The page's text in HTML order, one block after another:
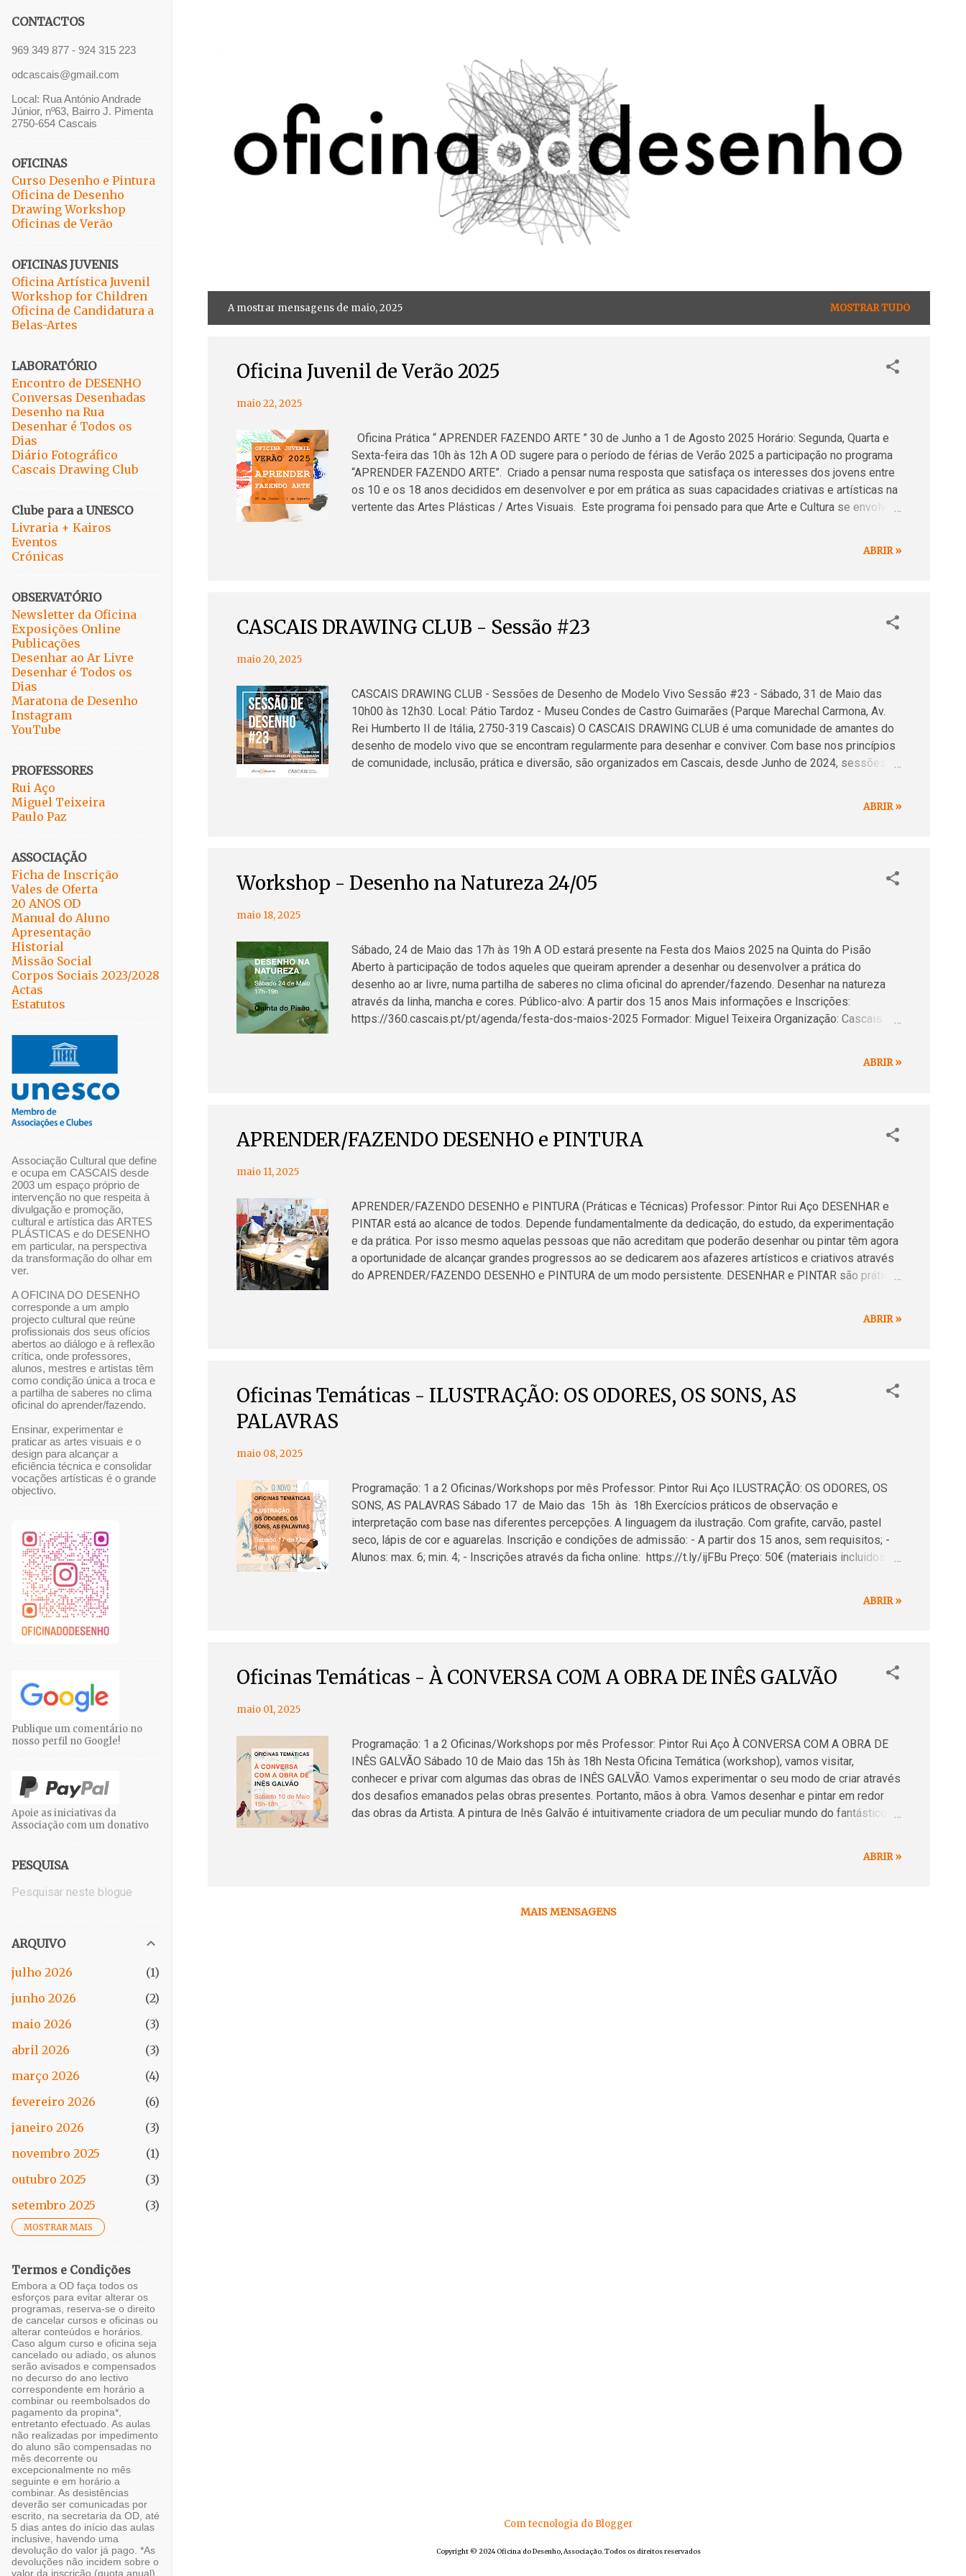
e
A mostrar mensagens de maio, 2025 MOSTRAR TUDO
Oficina Juvenil de Verão 2025
maio 22, 2025
Oficina Prática “ APRENDER FAZENDO ARTE ” 30 de Junho a 1 de Agosto 2025 Horário: Segunda, Quarta e
Sexta-feira das 10h às 12h A OD sugere para o período de férias de Verão 2025 a participação no programa
“APRENDER FAZENDO ARTE”. Criado a pensar numa resposta que satisfaça os interesses dos jovens entre
os 10 e os 18 anos decididos em desenvolver e por em prática as suas capacidades criativas e artísticas na
vertente das Artes Plásticas / Artes Visuais. Este programa foi pensado para que Arte e Cultura se envolvam
através de novas aprendizagens e descobertas, promovendo, assim, o conhecimento e o desenvolvimento
ABRIR »
CASCAIS DRAWING CLUB - Sessão #23
maio 20, 2025
CASCAIS DRAWING CLUB - Sessões de Desenho de Modelo Vivo Sessão #23 - Sábado, 31 de Maio das
10h00 às 12h30. Local: Pátio Tardoz - Museu Condes de Castro Guimarães (Parque Marechal Carmona, Av.
Rei Humberto II de Itália, 2750-319 Cascais) O CASCAIS DRAWING CLUB é uma comunidade de amantes do
desenho de modelo vivo que se encontram regularmente para desenhar e conviver. Com base nos princípios
de comunidade, inclusão, prática e diversão, são organizados em Cascais, desde Junho de 2024, sessões
ABRIR »
Workshop - Desenho na Natureza 24/05
maio 18, 2025
Sábado, 24 de Maio das 17h às 19h A OD estará presente na Festa dos Maios 2025 na Quinta do Pisão
Aberto à participação de todos aqueles que queiram aprender a desenhar ou desenvolver a prática do
desenho ao ar livre, numa partilha de saberes no clima oficinal do aprender/fazendo. Desenhar na natureza
através da linha, mancha e cores. Público-alvo: A partir dos 15 anos Mais informações e Inscrições:
https://360.cascais.pt/pt/agenda/festa-dos-maios-2025 Formador: Miguel Teixeira Organização: Cascais
ABRIR »
APRENDER/FAZENDO DESENHO e PINTURA
maio 11, 2025
APRENDER/FAZENDO DESENHO e PINTURA (Práticas e Técnicas) Professor: Pintor Rui Aço DESENHAR e
PINTAR está ao alcance de todos. Depende fundamentalmente da dedicação, do estudo, da experimentação
e da prática. Por isso mesmo aquelas pessoas que não acreditam que poderão desenhar ou pintar têm agora
a oportunidade de alcançar grandes progressos ao se dedicarem aos afazeres artísticos e criativos através
do APRENDER/FAZENDO DESENHO e PINTURA de um modo persistente. DESENHAR e PINTAR são práticas
ABRIR »
Oficinas Temáticas - ILUSTRAÇÃO: OS ODORES, OS SONS, AS
PALAVRAS
maio 08, 2025
Programação: 1 a 2 Oficinas/Workshops por mês Professor: Pintor Rui Aço ILUSTRAÇÃO: OS ODORES, OS
SONS, AS PALAVRAS Sábado 17 de Maio das 15h às 18h Exercícios práticos de observação e
interpretação com base nas diferentes percepções. A linguagem da ilustração. Com grafite, carvão, pastel
seco, lápis de cor e aguarelas. Inscrição e condições de admissão: - A partir dos 15 anos, sem requisitos; -
Alunos: max. 6; min. 4; - Inscrições através da ficha online: https://t.ly/ijFBu Preço: 50€ (materiais incluidos)
Ano VIII - nº524, 7 de Julho 1948) - Já menti (Cecilia Moreno, 2016) - Projeto conceitual (Kevin Barthelemy,
ABRIR »
Oficinas Temáticas - À CONVERSA COM A OBRA DE INÊS GALVÃO
maio 01, 2025
Programação: 1 a 2 Oficinas/Workshops por mês Professor: Pintor Rui Aço À CONVERSA COM A OBRA DE
INÊS GALVÃO Sábado 10 de Maio das 15h às 18h Nesta Oficina Temática (workshop), vamos visitar,
conhecer e privar com algumas das obras de INÊS GALVÃO. Vamos experimentar o seu modo de criar através
dos desafios emanados pelas obras presentes. Portanto, mãos à obra. Vamos desenhar e pintar em redor
das obras da Artista. A pintura de Inês Galvão é intuitivamente criadora de um peculiar mundo do fantástico
também usados pelos poetas. É senhora de um desenho seguro, preciso e acutilante que, quando se envolve
ABRIR »
MAIS MENSAGENS
Com tecnologia do Blogger
Copyright © 2024 Oficina do Desenho, Associação. Todos os direitos reservados
CONTACTOS
969 349 877 - 924 315 223
odcascais@gmail.com
Local: Rua António Andrade
Júnior, nº63, Bairro J. Pimenta
2750-654 Cascais
OFICINAS
Curso Desenho e Pintura
Oficina de Desenho
Drawing Workshop
Oficinas de Verão
OFICINAS JUVENIS
Oficina Artística Juvenil
Workshop for Children
Oficina de Candidatura a
Belas-Artes
LABORATÓRIO
Encontro de DESENHO
Conversas Desenhadas
Desenho na Rua
Desenhar é Todos os
Dias
Diário Fotográfico
Cascais Drawing Club
Clube para a UNESCO
Livraria + Kairos
Eventos
Crónicas
OBSERVATÓRIO
Newsletter da Oficina
Exposições Online
Publicações
Desenhar ao Ar Livre
Desenhar é Todos os
Dias
Maratona de Desenho
Instagram
YouTube
PROFESSORES
Rui Aço
Miguel Teixeira
Paulo Paz
ASSOCIAÇÃO
Ficha de Inscrição
Vales de Oferta
20 ANOS OD
Manual do Aluno
Apresentação
Historial
Missão Social
Corpos Sociais 2023/2028
Actas
Estatutos
Associação Cultural que define
e ocupa em CASCAIS desde
2003 um espaço próprio de
intervenção no que respeita à
divulgação e promoção,
cultural e artística das ARTES
PLÁSTICAS e do DESENHO
em particular, na perspectiva
da transformação do olhar em
ver.
A OFICINA DO DESENHO
corresponde a um amplo
projecto cultural que reúne
profissionais dos seus ofícios
abertos ao diálogo e à reflexão
crítica, onde professores,
alunos, mestres e artistas têm
como condição única a troca e
a partilha de saberes no clima
oficinal do aprender/fazendo.
Ensinar, experimentar e
praticar as artes visuais e o
design para alcançar a
eficiência técnica e consolidar
vocações artísticas é o grande
objectivo.
Publique um comentário no
nosso perfil no Google!
Apoie as iniciativas da
Associação com um donativo
PESQUISA
ARQUIVO
julho 2026
1
junho 2026
2
maio 2026
3
abril 2026
3
março 2026
4
fevereiro 2026
6
janeiro 2026
3
novembro 2025
1
outubro 2025
3
setembro 2025
3
agosto 2025
junho 2025
maio 2025
6
abril 2025
março 2025
3
fevereiro 2025
janeiro 2025
dezembro 2024
7
novembro 2024
outubro 2024
setembro 2024
2
agosto 2024
julho 2024
6
MOSTRAR MAIS
Termos e Condições
Embora a OD faça todos os
esforços para evitar alterar os
programas, reserva-se o direito
de cancelar cursos e oficinas ou
alterar conteúdos e horários.
Caso algum curso e oficina seja
cancelado ou adiado, os alunos
serão avisados e compensados
no decurso do ano lectivo
correspondente em horário a
combinar ou reembolsados do
pagamento da propina*,
entretanto efectuado. As aulas
não realizadas por impedimento
do aluno são compensadas no
mês decorrente ou
excepcionalmente no mês
seguinte e em horário a
combinar. As desistências
deverão ser comunicadas por
escrito, na secretaria da OD, até
5 dias antes do início das aulas
inclusive, havendo uma
devolução do valor já pago. *As
devoluções não incidem sobre o
valor da inscrição (quota anual)